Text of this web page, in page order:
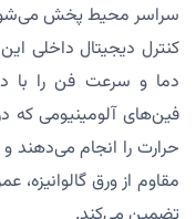
سراسر محیط پخش
کنترل دیجیتال داخلی
دما و سرعت فن را با
فین‌های آلومینیومی که
حرارت را انجام می‌دهند
مقاوم از ورق